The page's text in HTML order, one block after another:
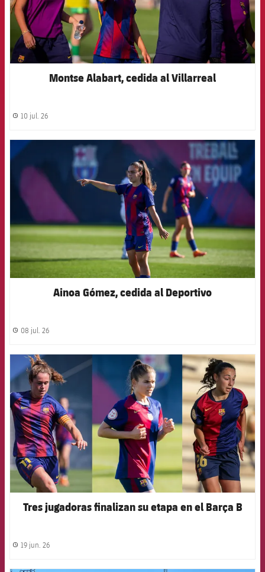
Montse Alabart, cedida al Villarreal
label.share.clock
10 jul. 26
FCB Barcelona badge
Ainoa Gómez, cedida al Deportivo
label.share.clock
08 jul. 26
FCB Barcelona badge
Tres jugadoras finalizan su etapa en el Barça B
label.share.clock
19 jun. 26